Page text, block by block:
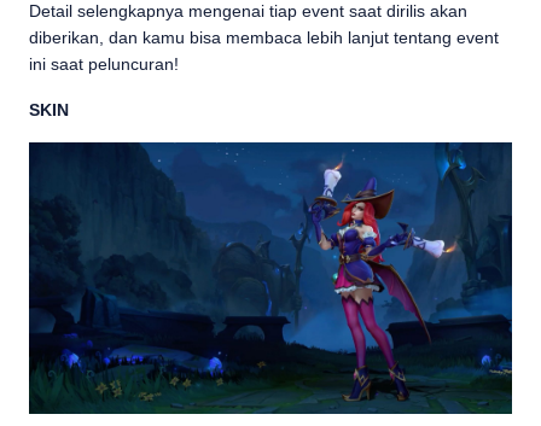
Detail selengkapnya mengenai tiap event saat dirilis akan
diberikan, dan kamu bisa membaca lebih lanjut tentang event
ini saat peluncuran!
SKIN